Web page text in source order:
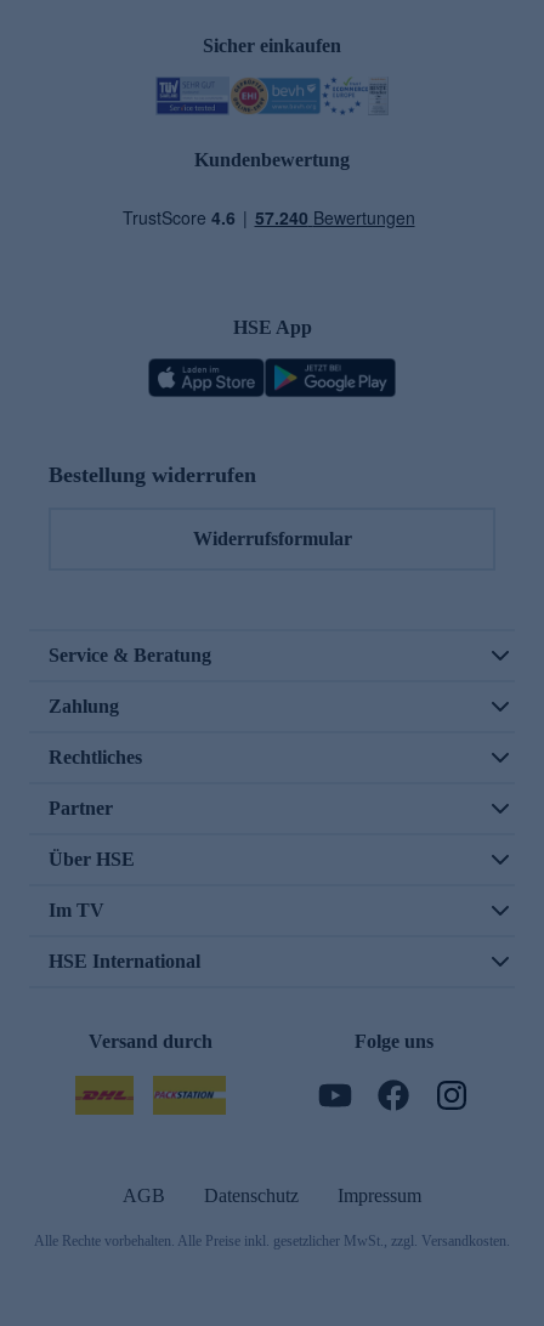
Sicher einkaufen
Kundenbewertung
HSE App
Bestellung widerrufen
Widerrufsformular
Service & Beratung
Zahlung
Rechtliches
Partner
Über HSE
Im TV
HSE International
Versand durch Folge uns
AGB Datenschutz Impressum
Alle Rechte vorbehalten. Alle Preise inkl. gesetzlicher MwSt., zzgl. Versandkosten.